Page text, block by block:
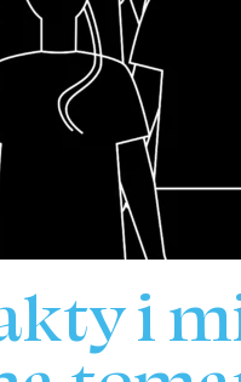
i